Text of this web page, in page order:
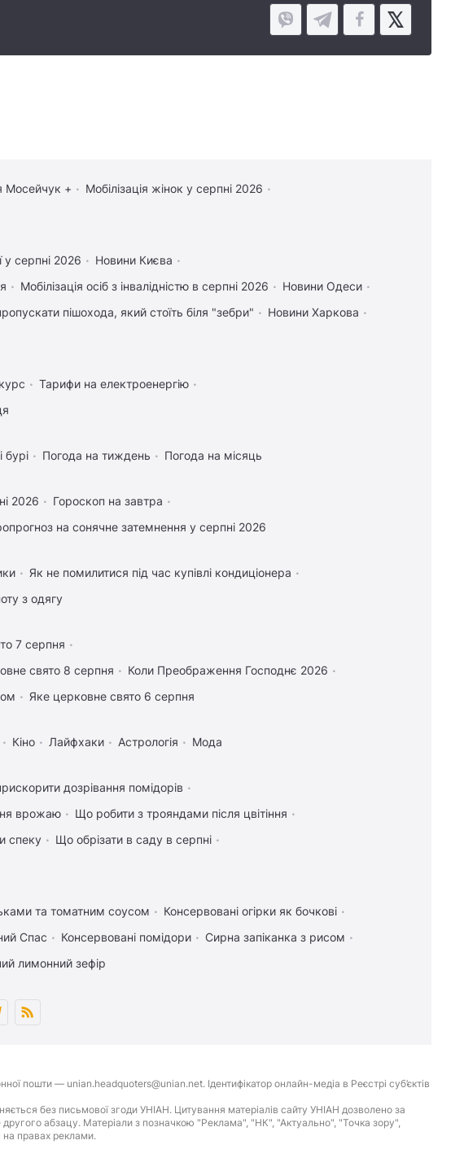
Мосейчук +
Мобілізація жінок у серпні 2026
у серпні 2026
Новини Києва
Мобілізація осіб з інвалідністю в серпні 2026
Новини Одеси
пішохода, який стоїть біля "зебри"
Новини Харкова
Тарифи на електроенергію
бурі Погода на тиждень Погода на місяць
2026
Гороскоп на завтра
на сонячне затемнення у серпні 2026
Як не помилитися під час купівлі кондиціонера
з одягу
7 серпня
свято 8 серпня
Коли Преображення Господнє 2026
Яке церковне свято 6 серпня
Кіно Лайфхаки Астрологія Мода
дозрівання помідорів
врожаю
Що робити з трояндами після цвітіння
спеку
Що обрізати в саду в серпні
та томатним соусом
Консервовані огірки як бочкові
Спас Консервовані помідори
Сирна запіканка з рисом
лимонний зефір
— unian.headquoters@unian.net. Ідентифікатор онлайн-медіа в Реєстрі суб’єктів
без письмової згоди УНІАН. Цитування матеріалів сайту УНІАН дозволено за
абзацу. Матеріали з позначкою "Реклама", "НК", "Актуально", "Точка зору",
на правах реклами.